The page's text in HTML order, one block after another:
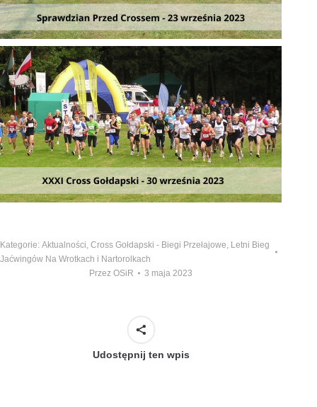
Kategorie: Aktualności, Cross Gołdapski - Biegi Przełajowe, Letni Bieg
Jaćwingów Na Wrotkach i Nartorolkach
Przez OSiR 3 maja 2023
Udostępnij ten wpis